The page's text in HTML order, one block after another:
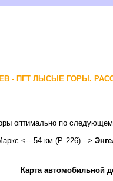
- ПГТ ЛЫСЫЕ ГОРЫ.
оптимально по
<-- 54 км (Р 226) -->
Карта автомобильной